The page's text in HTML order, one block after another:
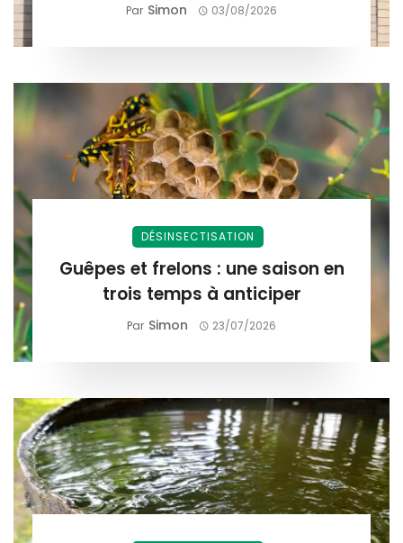
Par Simon 03/08/2026
DÉSINSECTISATION
Guêpes et frelons : une saison en
trois temps à anticiper
Par Simon 23/07/2026